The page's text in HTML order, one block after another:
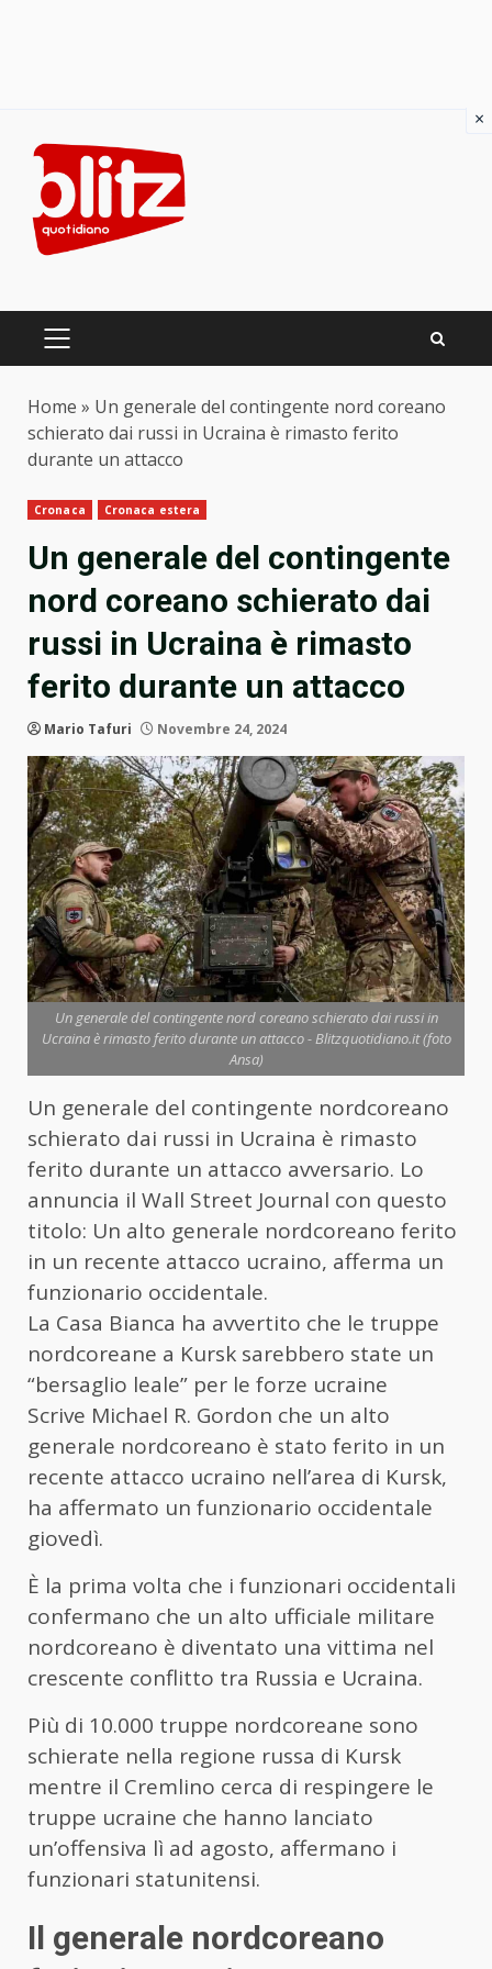
content
PRIMARY
Home » Un generale del contingente nord coreano
schierato dai russi in Ucraina è rimasto ferito
durante un attacco
Cronaca Cronaca estera
Un generale del contingente
nord coreano schierato dai
russi in Ucraina è rimasto
ferito durante un attacco
Mario Tafuri Novembre 24, 2024
Un generale del contingente nord coreano schierato dai russi in
Ucraina è rimasto ferito durante un attacco - Blitzquotidiano.it (foto
Ansa)
Un generale del contingente nordcoreano
schierato dai russi in Ucraina è rimasto
ferito durante un attacco avversario. Lo
annuncia il Wall Street Journal con questo
titolo: Un alto generale nordcoreano ferito
in un recente attacco ucraino, afferma un
funzionario occidentale.
La Casa Bianca ha avvertito che le truppe
nordcoreane a Kursk sarebbero state un
“bersaglio leale” per le forze ucraine
Scrive Michael R. Gordon che un alto
generale nordcoreano è stato ferito in un
recente attacco ucraino nell’area di Kursk,
ha affermato un funzionario occidentale
giovedì.
È la prima volta che i funzionari occidentali
confermano che un alto ufficiale militare
nordcoreano è diventato una vittima nel
crescente conflitto tra Russia e Ucraina.
Più di 10.000 truppe nordcoreane sono
schierate nella regione russa di Kursk
mentre il Cremlino cerca di respingere le
truppe ucraine che hanno lanciato
un’offensiva lì ad agosto, affermano i
funzionari statunitensi.
Il generale nordcoreano
×